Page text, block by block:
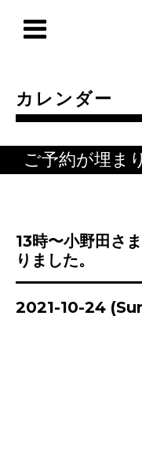
カレンダー
ご予約が埋ま
13時〜小野田さ
りました。
2021-10-24